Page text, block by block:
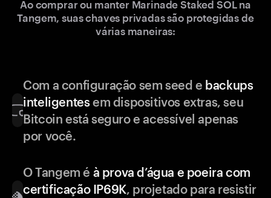
Ao comprar ou manter Marinade Staked SOL na
Tangem, suas chaves privadas são protegidas de
várias maneiras:
Com a configuração sem seed e backups
inteligentesem dispositivos extras, seu
Bitcoin está seguro e acessível apenas
por você.
O Tangem é à prova d’água e poeira com
certificação IP69K, projetado para resistir